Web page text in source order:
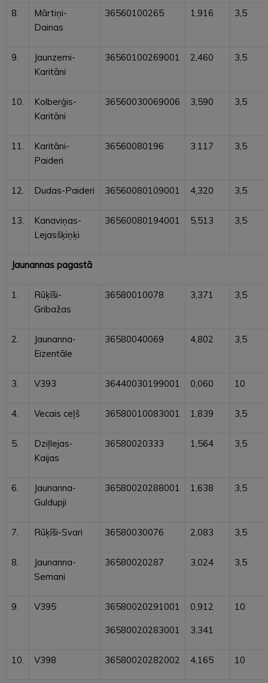
8.
Mārtiņi-
Dainas
36560100265 1,916 3,5
9.
Jaunzemi-
Karitāni
36560100269001 2,460 3,5
10.
Kolberģis-
Karitāni
36560030069006 3,590 3,5
11.
Karitāni-
Paideri
36560080196 3.117 3,5
12. Dudas-Paideri 36560080109001 4,320 3,5
13.
Kanaviņas-
Lejasšķiņķi
36560080194001 5,513 3,5
Jaunannas pagastā
1.
Rūķīši-
Gribažas
36580010078 3,371 3,5
2.
Jaunanna-
Eizentāle
36580040069 4,802 3,5
3. V393 36440030199001 0,060 10
4. Vecais ceļš 36580010083001 1,839 3,5
5.
Dziļlejas-
Kaijas
36580020333 1,564 3,5
6.
Jaunanna-
Guldupji
36580020288001 1,638 3,5
7. Rūķīši-Svari 36580030076 2,083 3,5
8.
Jaunanna-
Semani
36580020287 3,024 3,5
9. V395 36580020291001
36580020283001
0,912
3,341
10
10. V398 36580020282002 4,165 10